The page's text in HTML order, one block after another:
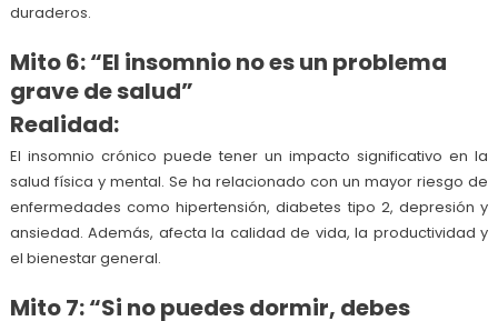
duraderos.
Mito 6: “El insomnio no es un problema
grave de salud”
Realidad:
El insomnio crónico puede tener un impacto significativo en la
salud física y mental. Se ha relacionado con un mayor riesgo de
enfermedades como hipertensión, diabetes tipo 2, depresión y
ansiedad. Además, afecta la calidad de vida, la productividad y
el bienestar general.
Mito 7: “Si no puedes dormir, debes